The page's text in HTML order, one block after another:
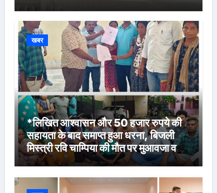
खबर
*लिखित आश्वासन और 50 हजार रुपये की
सहायता के बाद समाप्त हुआ धरना, बिजली
मिस्त्री रवि चाम्पिया की मौत पर मुआवजा व
नौकरी की मांग*